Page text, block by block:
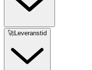
🚀Leveranstid